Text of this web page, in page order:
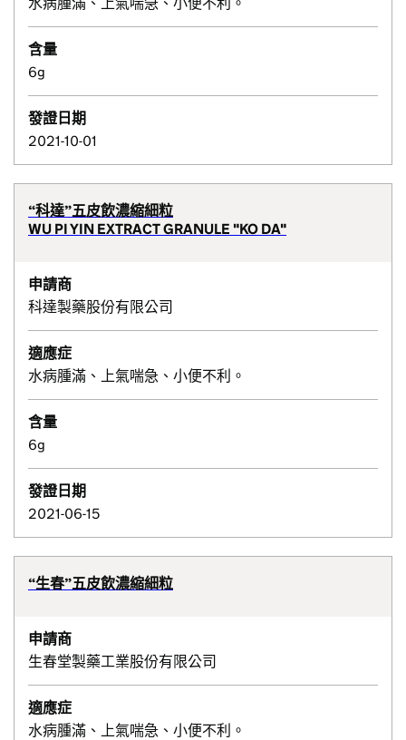
含量
6g
發證日期
2021-10-01
“科達”五皮飲濃縮細粒
WU PI YIN EXTRACT GRANULE "KO DA"
申請商
科達製藥股份有限公司
適應症
水病腫滿、上氣喘急、小便不利。
含量
6g
發證日期
2021-06-15
“生春”五皮飲濃縮細粒
申請商
生春堂製藥工業股份有限公司
適應症
水病腫滿、上氣喘急、小便不利。